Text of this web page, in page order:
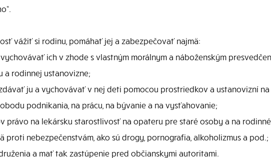
vážiť si rodinu, pomáhať jej a zabezpečovať najmä:
ich v zhode s vlastným morálnym a náboženským
a rodinnej ustanovizne;
ju a vychovávať v nej deti pomocou prostriedkov a ustanovizní
podnikania, na prácu, na bývanie a na vysťahovanie;
právo na lekársku starostlivosť na opateru pre staré osoby a na
proti nebezpečenstvám, ako sú drogy, pornografia, alkoholizmus a pod.;
a mať tak zastúpenie pred občianskymi autoritami.